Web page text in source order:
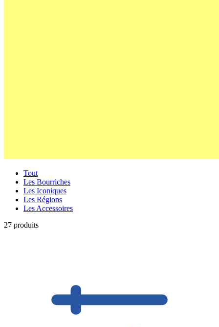
Tout
Les Bourriches
Les Iconiques
Les Régions
Les Accessoires
27 produits